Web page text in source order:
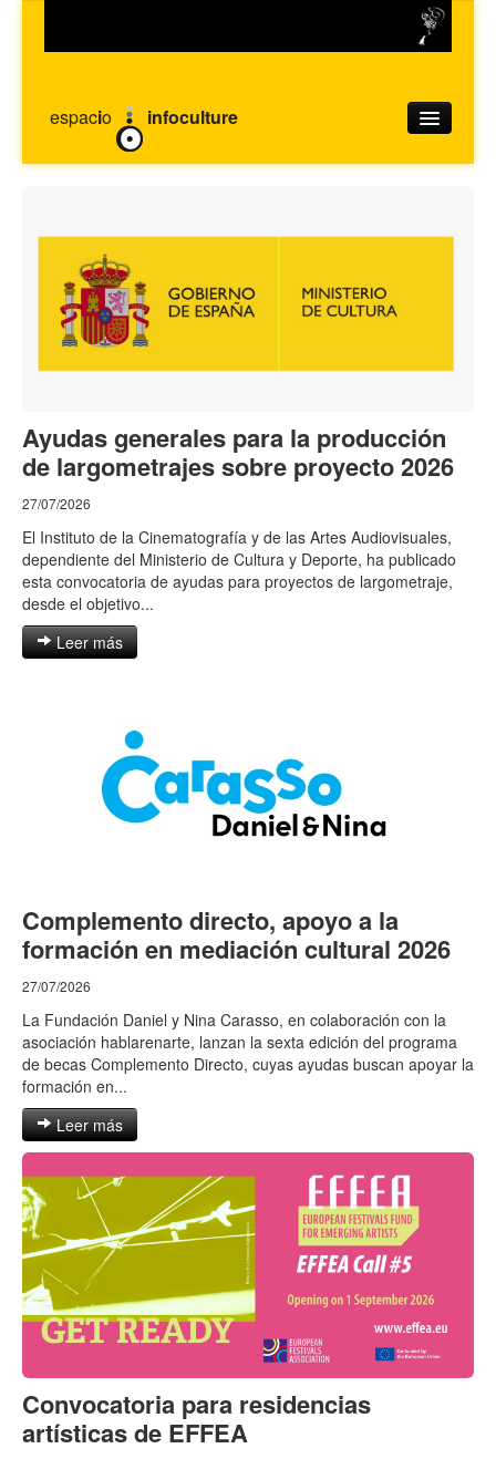
espacio infoculture
Convocatorias
Empleo cultural
Ayudas generales para la producción
de largometrajes sobre proyecto 2026
27/07/2026
El Instituto de la Cinematografía y de las Artes Audiovisuales,
dependiente del Ministerio de Cultura y Deporte, ha publicado
esta convocatoria de ayudas para proyectos de largometraje,
desde el objetivo...
Leer más
Complemento directo, apoyo a la
formación en mediación cultural 2026
27/07/2026
La Fundación Daniel y Nina Carasso, en colaboración con la
asociación hablarenarte, lanzan la sexta edición del programa
de becas Complemento Directo, cuyas ayudas buscan apoyar la
formación en...
Leer más
Convocatoria para residencias
artísticas de EFFEA